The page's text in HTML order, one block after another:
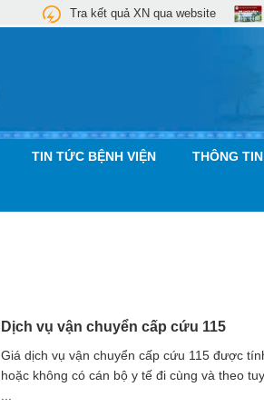
Tra kết quả XN qua website
TIN TỨC BỆNH VIỆN THÔNG
Dịch vụ vận chuyển cấp cứu 115
Giá dịch vụ vận chuyển cấp cứu 115 được
hoặc không có cán bộ y tế đi cùng và theo